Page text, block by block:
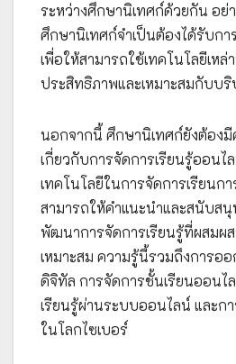
ระหว่างศึกษานิเทศก์ด้วยกัน อย่
ศึกษานิเทศก์จำเป็นต้องได้รับก
เพื่อให้สามารถใช้เทคโนโลยีเหล่
ประสิทธิภาพและเหมาะสมกับบ
นอกจากนี้ ศึกษานิเทศก์ยังต้องมี
เกี่ยวกับการจัดการเรียนรู้ออนไ
เทคโนโลยีในการจัดการเรียนก
สามารถให้คำแนะนำและสนับส
พัฒนาการจัดการเรียนรู้ที่ผสมผส
เหมาะสม ความรู้นี้รวมถึงการอ
ดิจิทัล การจัดการชั้นเรียนออนไ
เรียนรู้ผ่านระบบออนไลน์ และก
ในโลกไซเบอร์